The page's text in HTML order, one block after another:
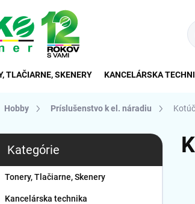
TLAČIARNE, SKENERY KANCELÁRSKA
Hobby Príslušenstvo k el. náradiu
Kategórie
Tonery, Tlačiarne, Skenery
Kancelárska technika